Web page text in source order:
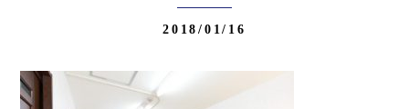
2018/01/16